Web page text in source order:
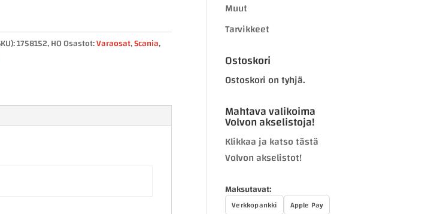
1758152, H0Osastot:Varaosat,Scania,
Muut
Tarvikkeet
Ostoskori
Ostoskori on tyhjä.
Mahtava valikoima
Volvon akselistoja!
Klikkaa ja katso tästä
Volvon akselistot!
Maksutavat:
Verkkopankki
Apple Pay